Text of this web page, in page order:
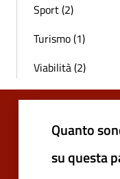
Sport (2)
Turismo (1)
Viabilità (2)
Quanto
su questa